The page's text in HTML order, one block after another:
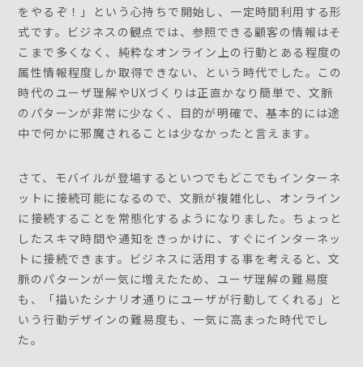
をやるぞ！」という心持ちで開始し、一定時間利用する形
式です。ビジネスの観点では、参照できる顧客の情報はそ
こまで多くなく、純粋なオンライン上の行動とある程度の
属性情報程度しか取得できない、という時代でした。この
時代のユーザ理解やUXづくりは正直かなり簡単で、文脈
のパターンが非常に少なく、目的が明確で、基本的には途
中で何かに邪魔されることは少なかったと言えます。
さて、モバイルが登場するといつでもどこでもインターネ
ットに接続可能になるので、文脈が複雑化し、オンライン
に接続することを常態化するようになりました。ちょっと
したスキマ時間や通知をきっかけに、すぐにインターネッ
トに接続できます。ビジネスに活用する事を考えると、文
脈のパターンが一気に増えたため、ユーザ理解の難易度
も、「描いたシナリオ通りにユーザが行動してくれる」と
いう行動デザインの難易度も、一気に高まった時代でし
た。